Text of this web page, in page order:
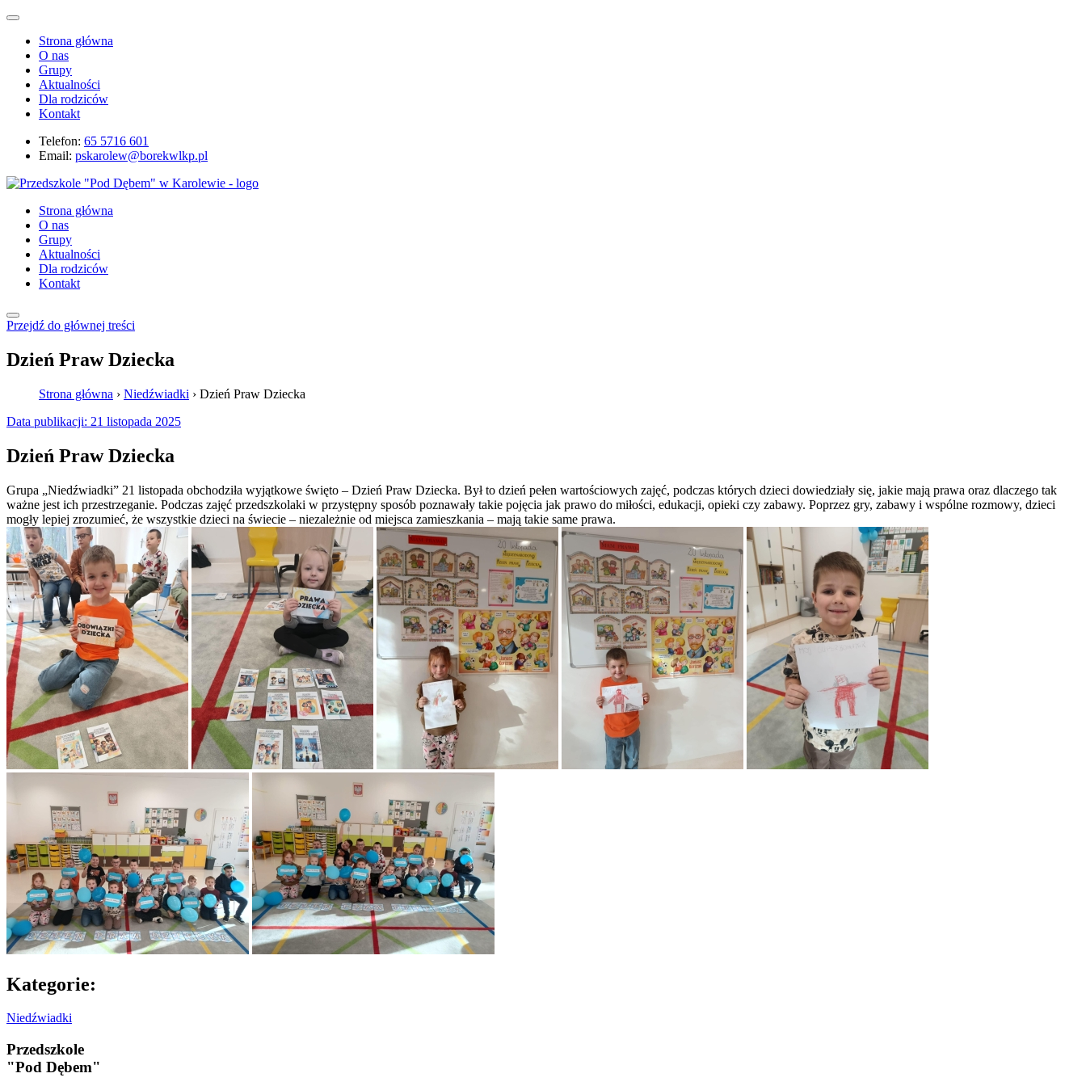
Strona główna
O nas
Grupy
Aktualności
Dla rodziców
Kontakt
Telefon: 65 5716 601
Email: pskarolew@borekwlkp.pl
Strona główna
O nas
Grupy
Aktualności
Dla rodziców
Kontakt
Przejdź do głównej treści
Dzień Praw Dziecka
Strona główna › Niedźwiadki › Dzień Praw Dziecka
Data publikacji: 21 listopada 2025
Dzień Praw Dziecka
Grupa „Niedźwiadki” 21 listopada obchodziła wyjątkowe święto – Dzień Praw Dziecka. Był to dzień pełen wartościowych zajęć, podczas których dzieci dowiedziały się, jakie mają prawa oraz dlaczego tak
ważne jest ich przestrzeganie. Podczas zajęć przedszkolaki w przystępny sposób poznawały takie pojęcia jak prawo do miłości, edukacji, opieki czy zabawy. Poprzez gry, zabawy i wspólne rozmowy, dzieci
mogły lepiej zrozumieć, że wszystkie dzieci na świecie – niezależnie od miejsca zamieszkania – mają takie same prawa.
Kategorie:
Niedźwiadki
Przedszkole
"Pod Dębem"